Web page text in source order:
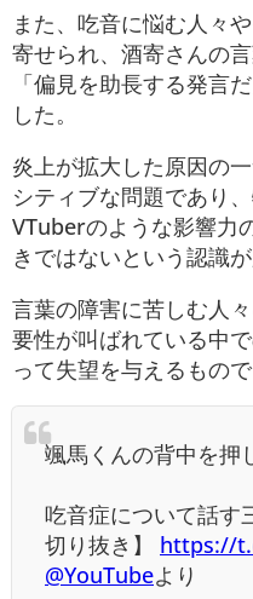
また、吃音に悩む人々
寄せられ、酒寄さんの
「偏見を助長する発言
した。
炎上が拡大した原因の
シティブな問題であり
VTuberのような影響力
きではないという認識
言葉の障害に苦しむ人
要性が叫ばれている中
って失望を与えるもので
颯馬くんの背中を押
吃音症について話
切り抜き】 https://
@YouTubeより